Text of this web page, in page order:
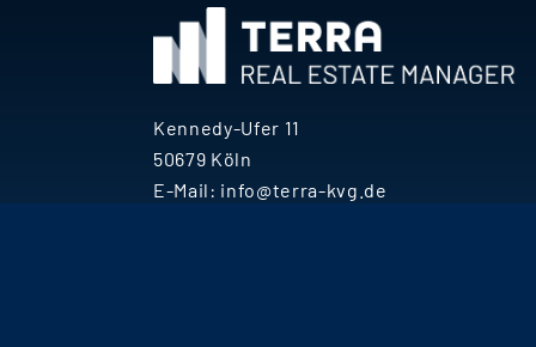
Kennedy-Ufer 11
50679 Köln
E-Mail: info@terra-kvg.de